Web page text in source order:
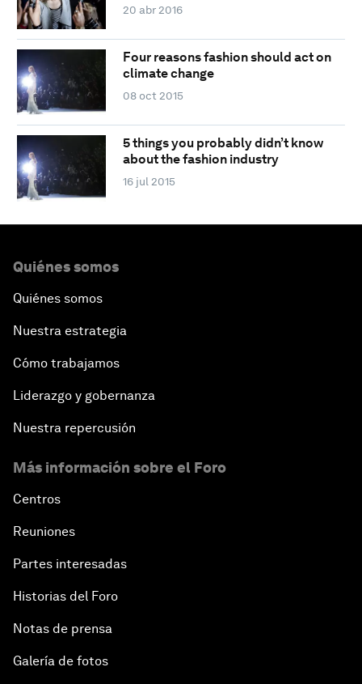
20 abr 2016
Four reasons fashion should act on
climate change
08 oct 2015
5 things you probably didn’t know
about the fashion industry
16 jul 2015
Quiénes somos
Quiénes somos
Nuestra estrategia
Cómo trabajamos
Liderazgo y gobernanza
Nuestra repercusión
Más información sobre el Foro
Centros
Reuniones
Partes interesadas
Historias del Foro
Notas de prensa
Galería de fotos